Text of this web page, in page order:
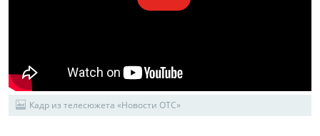
Кадр из телесюжета «Новости ОТС»